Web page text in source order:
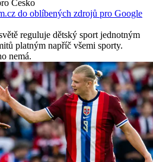
Česko
do oblíbených zdrojů pro Google
reguluje dětský sport jednotným
platným napříč všemi sporty.
nemá.